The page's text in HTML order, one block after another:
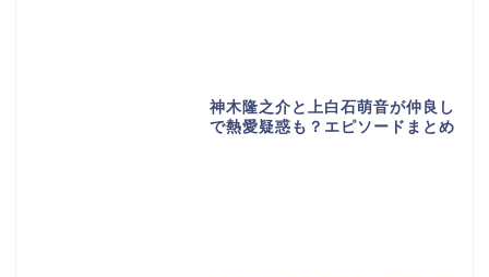
神木隆之介と上白石萌音が仲良し
で熱愛疑惑も？エピソードまとめ